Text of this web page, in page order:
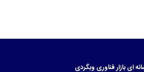
ایبازارفناوری وبگردی